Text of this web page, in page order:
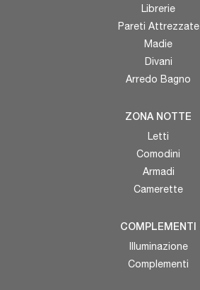
Librerie
Pareti Attrezzate
Madie
Divani
Arredo Bagno
ZONA NOTTE
Letti
Comodini
Armadi
Camerette
COMPLEMENTI
Illuminazione
Complementi